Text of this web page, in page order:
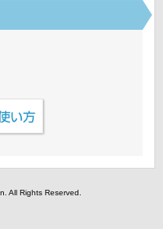
All Rights Reserved.